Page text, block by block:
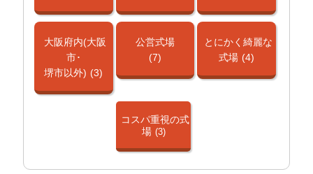
大阪府内(大阪
市･
堺市以外) (3)
公営式場
(7)
とにかく綺麗な
式場 (4)
コスパ重視の式
場 (3)